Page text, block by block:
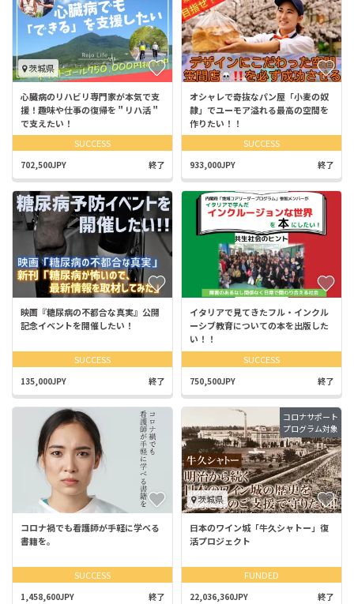
茨城県
心臓病のリハビリ専門家が本気で支
援！趣味や仕事の復帰を＂リハ活＂
で支えたい！
SUCCESS
702,500JPY 終了
オシャレで奇抜なパン屋「小麦の奴
隷」でユーモア溢れる最高の空間を
作りたい！！
SUCCESS
933,000JPY 終了
映画『糖尿病の不都合な真実』公開
記念イベントを開催したい！
SUCCESS
135,000JPY 終了
イタリアで見てきたフル・インクル
ーシブ教育についての本を出版した
い！！
SUCCESS
750,500JPY 終了
コロナ禍でも看護師が手軽に学べる
書籍を。
SUCCESS
1,458,600JPY 終了
コロナサポート
プログラム対象
茨城県
日本のワイン城「牛久シャトー」復
活プロジェクト
FUNDED
22,036,360JPY 終了